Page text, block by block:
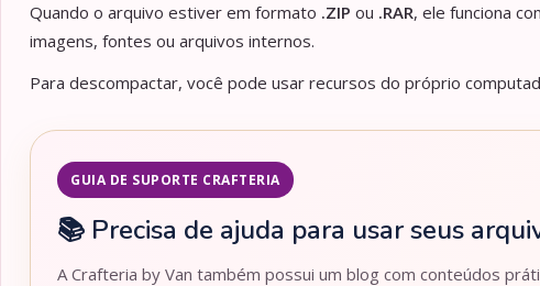
Quando o arquivo estiver em formato .ZIP ou .RAR, ele funciona
imagens, fontes ou arquivos internos.
Para descompactar, você pode usar recursos do próprio
GUIA DE SUPORTE CRAFTERIA
📚 Precisa de ajuda para usar seus
A Crafteria by Van também possui um blog com conteúdos